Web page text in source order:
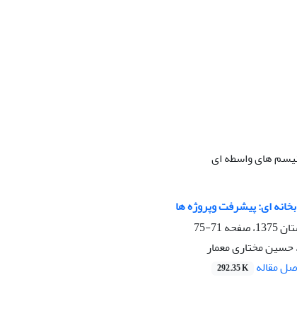
های واسطه ای
ای: پیشرفت وپروژه ها
71-75
حسین مختاری معمار
مقاله 292.35 K